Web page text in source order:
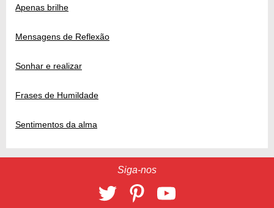
Apenas brilhe
Mensagens de Reflexão
Sonhar e realizar
Frases de Humildade
Sentimentos da alma
Siga-nos